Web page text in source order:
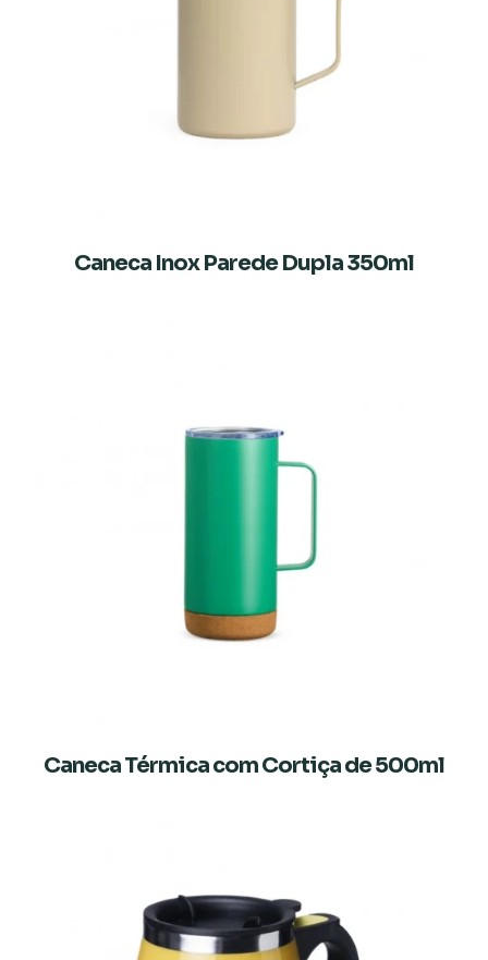
Caneca Inox Parede Dupla 350ml
Caneca Térmica com Cortiça de 500ml